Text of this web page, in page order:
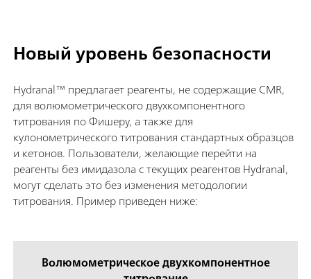
Новый уровень безопасности
Hydranal™ предлагает реагенты, не содержащие CMR,
для волюмометрического двухкомпонентного
титрования по Фишеру, а также для
кулонометрического титрования стандартных образцов
и кетонов. Пользователи, желающие перейти на
реагенты без имидазола с текущих реагентов Hydranal,
могут сделать это без изменения методологии
титрования. Пример приведен ниже:
Волюмометрическое двухкомпонентное